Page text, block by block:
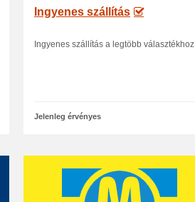
Ingyenes szállítás
Ingyenes szállítás a legtöbb választékhoz
Jelenleg érvényes